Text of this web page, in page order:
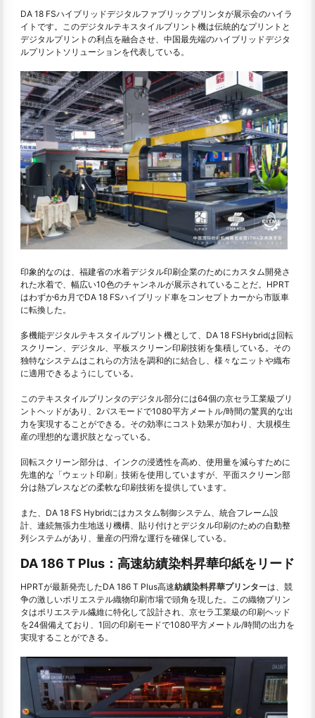
DA 18 FSハイブリッドデジタルファブリックプリンタが展示会のハイラ
イトです。このデジタルテキスタイルプリント機は伝統的なプリントと
デジタルプリントの利点を融合させ、中国最先端のハイブリッドデジタ
ルプリントソリューションを代表している。
印象的なのは、福建省の水着デジタル印刷企業のためにカスタム開発さ
れた水着で、幅広い10色のチャンネルが展示されていることだ。HPRT
はわずか6カ月でDA 18 FSハイブリッド車をコンセプトカーから市販車
に転換した。
多機能デジタルテキスタイルプリント機として、DA 18 FSHybridは回転
スクリーン、デジタル、平板スクリーン印刷技術を集積している。その
独特なシステムはこれらの方法を調和的に結合し、様々なニットや織布
に適用できるようにしている。
このテキスタイルプリンタのデジタル部分には64個の京セラ工業級プリ
ントヘッドがあり、2パスモードで1080平方メートル/時間の驚異的な出
力を実現することができる。その効率にコスト効果が加わり、大規模生
産の理想的な選択肢となっている。
回転スクリーン部分は、インクの浸透性を高め、使用量を減らすために
先進的な「ウェット印刷」技術を使用していますが、平面スクリーン部
分は熱プレスなどの柔軟な印刷技術を提供しています。
また、DA 18 FS Hybridにはカスタム制御システム、統合フレーム設
計、連続無張力生地送り機構、貼り付けとデジタル印刷のための自動整
列システムがあり、量産の円滑な運行を確保している。
DA 186 T Plus：高速紡績染料昇華印紙をリード
HPRTが最新発売したDA 186 T Plus高速紡績染料昇華プリンターは、競
争の激しいポリエステル織物印刷市場で頭角を現した。この織物プリン
タはポリエステル繊維に特化して設計され、京セラ工業級の印刷ヘッド
を24個備えており、1回の印刷モードで1080平方メートル/時間の出力を
実現することができる。